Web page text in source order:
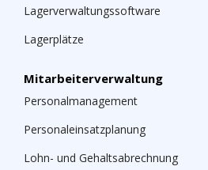
Lagerverwaltungssoftware
Lagerplätze
Mitarbeiterverwaltung
Personalmanagement
Personaleinsatzplanung
Lohn- und Gehaltsabrechnung